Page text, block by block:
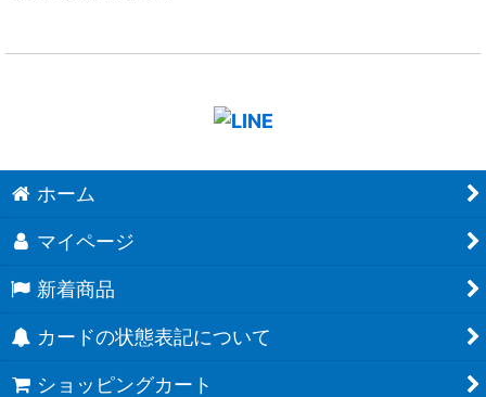
ホーム
マイページ
新着商品
カードの状態表記について
ショッピングカート